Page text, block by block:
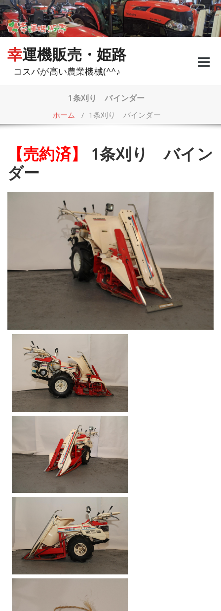
コ
ン
テ
ン
幸運機販売・姫路
コスパが高い農業機械(^^♪
1条刈り バインダー
ホーム / 1条刈り バインダー
【売約済】
1条刈り バイン
ダー